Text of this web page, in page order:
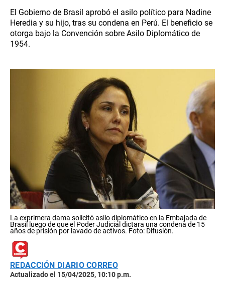
El Gobierno de Brasil aprobó el asilo político para Nadine
Heredia y su hijo, tras su condena en Perú. El beneficio se
otorga bajo la Convención sobre Asilo Diplomático de
1954.
La exprimera dama solicitó asilo diplomático en la Embajada de
Brasil luego de que el Poder Judicial dictara una condena de 15
años de prisión por lavado de activos. Foto: Difusión.
REDACCIÓN DIARIO CORREO
Actualizado el 15/04/2025, 10:10 p.m.